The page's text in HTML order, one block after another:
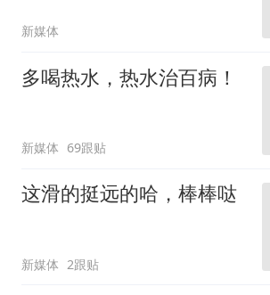
新媒体
多喝热水，热水治百病！
新媒体 69跟贴
这滑的挺远的哈，棒棒哒
新媒体 2跟贴